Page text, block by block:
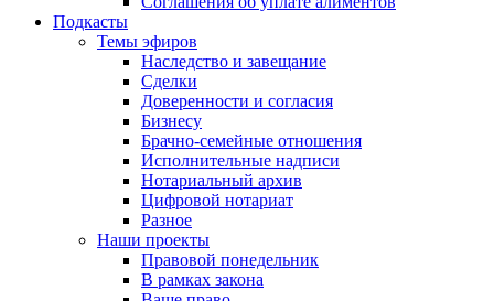
Подкасты
Темы эфиров
Наследство и завещание
Сделки
Доверенности и согласия
Бизнесу
Брачно-семейные отношения
Исполнительные надписи
Нотариальный архив
Цифровой нотариат
Разное
Наши проекты
Правовой понедельник
В рамках закона